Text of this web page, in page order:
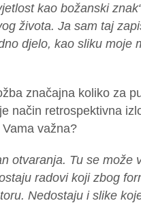
kao božanski
života. Ja sam taj
djelo, kao sliku moje
značajna koliko za
način retrospektivna
važna?
otvaranja. Tu se može
radovi koji zbog
Nedostaju i slike